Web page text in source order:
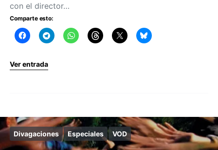
con el director…
Comparte esto:
Ver entrada
Divagaciones Especiales VOD